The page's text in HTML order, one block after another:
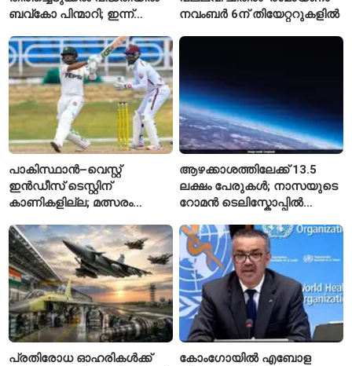
ബവ്കോ പിന്മാറി; ഇന്ന്
സ്വീകരിക്കില്ല
നവംബർ 6ന് തിയേറ്ററുകളിൽ
പാകിസ്ഥാൻ–വെസ്റ്റ്
ഇൻഡീസ് ടെസ്റ്റിന്
കാണികളില്ല; മത്സരം
പരിഹാസവിഷയം
ആഴക്കാശത്തിലേക്ക് 13.5
ലക്ഷം പേരുകൾ; നാസയുടെ
റോമൻ ടെലിസ്കോപ്പിൽ
പ്രതിരോധ ഓഹരികൾക്ക്
കോംഗോയിൽ എബോള